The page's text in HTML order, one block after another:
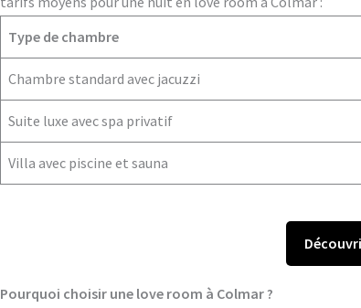
Type de chambre
Chambre standard avec jacuzzi
Suite luxe avec spa privatif
Villa avec piscine et sauna
Pourquoi choisir une love room à Colmar ?